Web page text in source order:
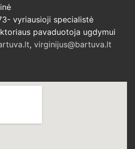
vyriausioji specialistė
pavaduotoja ugdymui
, virginijus@bartuva.lt